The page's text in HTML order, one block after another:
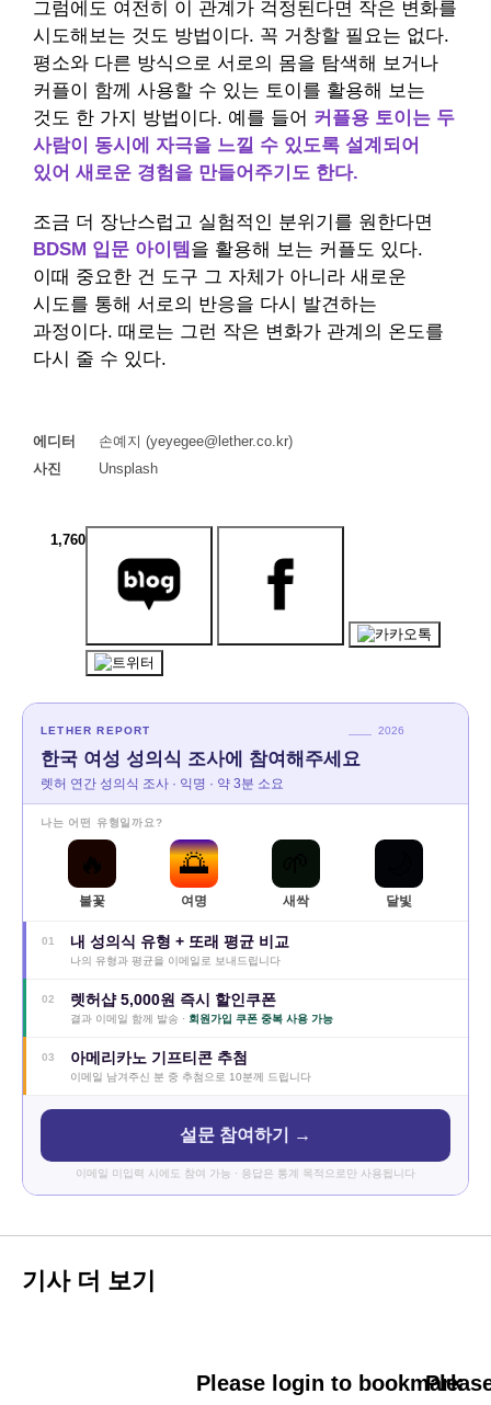
그럼에도 여전히 이 관계가 걱정된다면 작은 변화를
시도해보는 것도 방법이다. 꼭 거창할 필요는 없다.
평소와 다른 방식으로 서로의 몸을 탐색해 보거나
커플이 함께 사용할 수 있는 토이를 활용해 보는
것도 한 가지 방법이다. 예를 들어 커플용 토이는 두
사람이 동시에 자극을 느낄 수 있도록 설계되어
있어 새로운 경험을 만들어주기도 한다.
조금 더 장난스럽고 실험적인 분위기를 원한다면
BDSM 입문 아이템 을 활용해 보는 커플도 있다.
이때 중요한 건 도구 그 자체가 아니라 새로운
시도를 통해 서로의 반응을 다시 발견하는
과정이다. 때로는 그런 작은 변화가 관계의 온도를
다시 줄 수 있다.
1,760
에디터
손예지 (yeyegee@lether.co.kr)
사진
Unsplash
LETHER REPORT 2026
한국 여성 성의식 조사에 참여해주세요
렛허 연간 성의식 조사 · 익명 · 약 3분 소요
나는 어떤 유형일까요?
🔥
불꽃
🌅
여명 새싹 달빛
01 내 성의식 유형 + 또래 평균 비교
나의 유형과 평균을 이메일로 보내드립니다
02 렛허샵 5,000원 즉시 할인쿠폰
결과 이메일 함께 발송 · 회원가입 쿠폰 중복 사용 가능
03 아메리카노 기프티콘 추첨
이메일 남겨주신 분 중 추첨으로 10분께 드립니다
설문 참여하기 →
이메일 미입력 시에도 참여 가능 · 응답은 통계 목적으로만 사용됩니다
기사 더 보기
Please login to bookmark